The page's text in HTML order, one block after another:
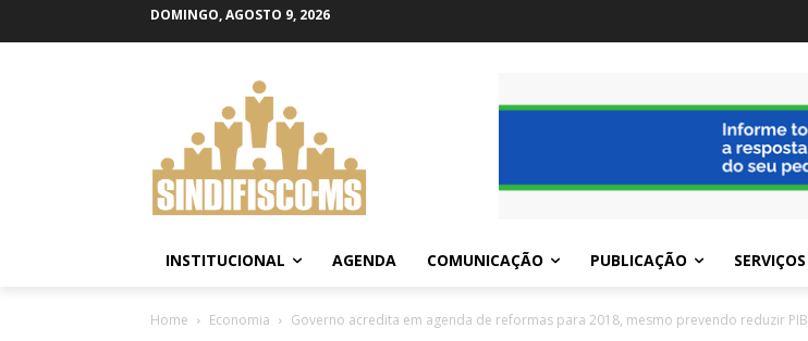
DOMINGO, AGOSTO 9, 2026
INSTITUCIONAL AGENDA COMUNICAÇÃO PUBLICAÇÃO SERVIÇOS
Home Economia Governo acredita em agenda de reformas para 2018, mesmo prevendo reduzir PIB